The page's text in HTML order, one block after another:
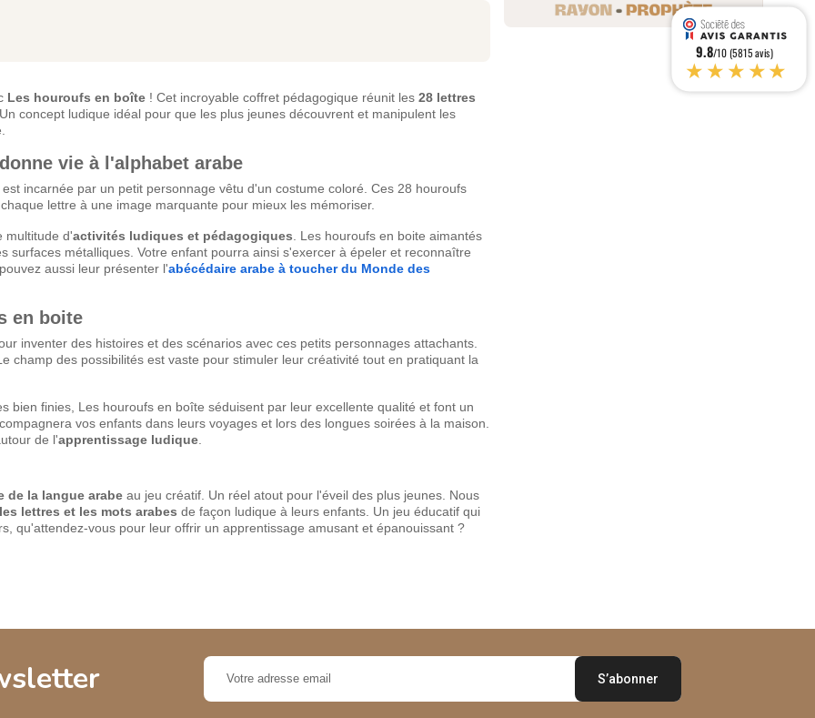
Les houroufs en boîte ! Cet incroyable coffret pédagogique réunit les 28 lettres
concept ludique idéal pour que les plus jeunes découvrent et manipulent les
vie à l'alphabet arabe
incarnée par un petit personnage vêtu d'un costume coloré. Ces 28 houroufs
lettre à une image marquante pour mieux les mémoriser.
multitude d'activités ludiques et pédagogiques . Les houroufs en boite aimantés
surfaces métalliques. Votre enfant pourra ainsi s'exercer à épeler et reconnaître
aussi leur présenter l'abécédaire arabe à toucher du Monde des
en boite
inventer des histoires et des scénarios avec ces petits personnages attachants.
champ des possibilités est vaste pour stimuler leur créativité tout en pratiquant la
bien finies, Les houroufs en boîte séduisent par leur excellente qualité et font un
vos enfants dans leurs voyages et lors des longues soirées à la maison.
de l'apprentissage ludique
de la langue arabe au jeu créatif. Un réel atout pour l'éveil des plus jeunes. Nous
les lettres et les mots arabes de façon ludique à leurs enfants. Un jeu éducatif qui
qu'attendez-vous pour leur offrir un apprentissage amusant et épanouissant ?
9.8/10 (5815 avis)
★★★★★